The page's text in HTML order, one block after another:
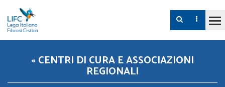
« CENTRI DI CURA E ASSOCIAZIONI
REGIONALI